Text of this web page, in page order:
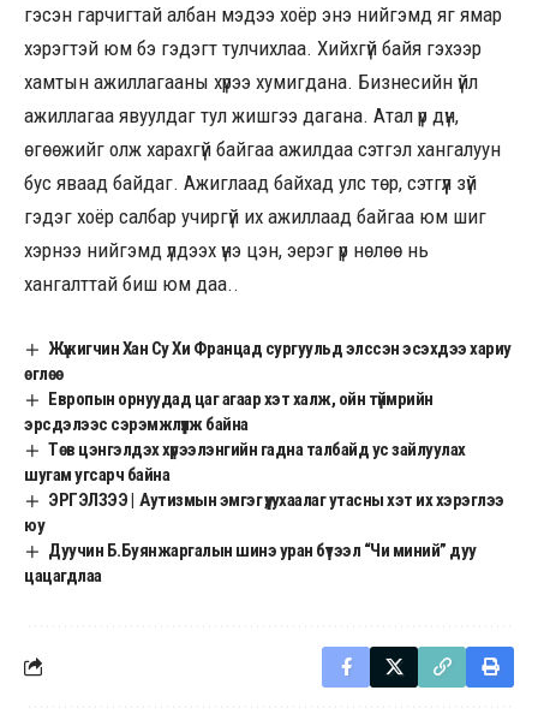
гэсэн гарчигтай албан мэдээ хоёр энэ нийгэмд яг ямар
хэрэгтэй юм бэ гэдэгт тулчихлаа. Хийхгүй байя гэхээр
хамтын ажиллагааны хүрээ хумигдана. Бизнесийн үйл
ажиллагаа явуулдаг тул жишгээ дагана. Атал үр дүн,
өгөөжийг олж харахгүй байгаа ажилдаа сэтгэл хангалуун
бус яваад байдаг. Ажиглаад байхад улс төр, сэтгүүл зүй
гэдэг хоёр салбар учиргүй их ажиллаад байгаа юм шиг
хэрнээ нийгэмд үлдээх үнэ цэн, эерэг үр нөлөө нь
хангалттай биш юм даа..
Жүжигчин Хан Су Хи Францад сургуульд элссэн эсэхдээ хариу
өглөө
Европын орнуудад цаг агаар хэт халж, ойн түймрийн
эрсдэлээс сэрэмжлүүлж байна
Төв цэнгэлдэх хүрээлэнгийн гадна талбайд ус зайлуулах
шугам угсарч байна
ЭРГЭЛЗЭЭ | Аутизмын эмгэг үү, ухаалаг утасны хэт их хэрэглээ
юу
Дуучин Б.Буянжаргалын шинэ уран бүтээл “Чи миний” дуу
цацагдлаа